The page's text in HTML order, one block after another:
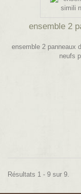
ensemble 2
ensemble 2 panneaux
neufs
Résultats 1 - 9 sur 9.